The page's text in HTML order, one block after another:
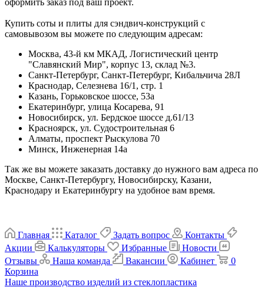
Купить соты и плиты для сэндвич-конструкций с
самовывозом вы можете по следующим адресам:
Москва, 43-й км МКАД, Логистический центр
"Славянский Мир", корпус 13, склад №3.
Санкт-Петербург, Санкт-Петербург, Кибальчича 28Л
Краснодар, Селезнева 16/1, стр. 1
Казань, Горьковское шоссе, 53а
Екатеринбург, улица Косарева, 91
Новосибирск, ул. Бердское шоссе д.61/13
Красноярск, ул. Судостроительная 6
Алматы, проспект Рыскулова 70
Минск, Инженерная 14а
Так же вы можете заказать доставку до нужного вам адреса по
Москве, Санкт-Петербургу, Новосибирску, Казани,
Краснодару и Екатеринбургу на удобное вам время.
Главная Каталог Задать вопрос
Контакты
Акции
Калькуляторы Избранные
Новости
Отзывы
Наша команда Вакансии Кабинет
0
Корзина
Наше производство изделий из стеклопластика